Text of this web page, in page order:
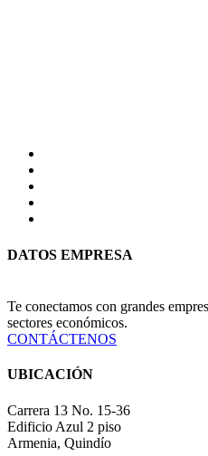
DATOS EMPRESA
Te conectamos con grandes
sectores económicos.
CONTÁCTENOS
UBICACIÓN
Carrera 13 No. 15-36
Edificio Azul 2 piso
Armenia, Quindío